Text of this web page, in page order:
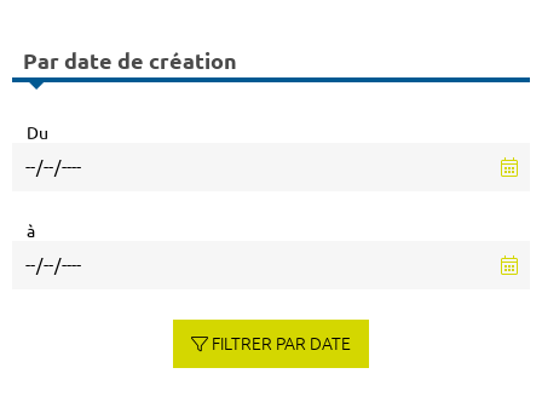
Par date de création
Du
à
FILTRER PAR DATE